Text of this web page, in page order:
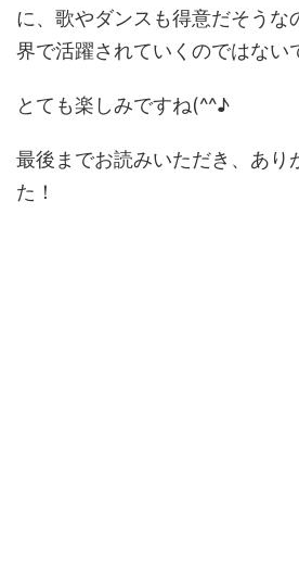
に、歌やダンスも得意だそうな
界で活躍されていくのではない
とても楽しみですね(^^♪
最後までお読みいただき、あり
た！